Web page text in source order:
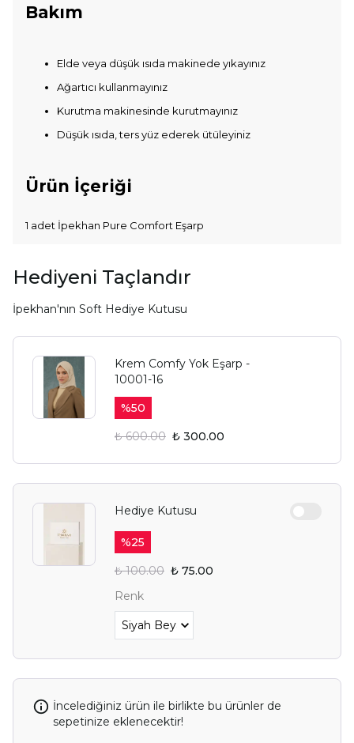
Bakım
Elde veya düşük ısıda makinede yıkayınız
Ağartıcı kullanmayınız
Kurutma makinesinde kurutmayınız
Düşük ısıda, ters yüz ederek ütüleyiniz
Ürün İçeriği
1 adet İpekhan Pure Comfort Eşarp
Hediyeni Taçlandır
İpekhan'nın Soft Hediye Kutusu
Krem Comfy Yok Eşarp -
10001-16
%50
₺ 600.00 ₺ 300.00
Hediye Kutusu
%25
₺ 100.00 ₺ 75.00
Renk
İncelediğiniz ürün ile birlikte bu ürünler de
sepetinize eklenecektir!